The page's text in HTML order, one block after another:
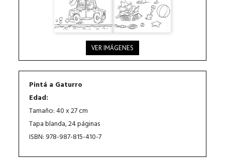
VER IMÁGENES
Pintá a Gaturro
Edad:
Tamaño: 40 x 27 cm
Tapa blanda, 24 páginas
ISBN: 978-987-815-410-7